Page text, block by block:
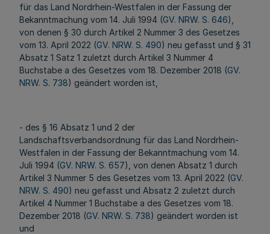
für das Land Nordrhein-Westfalen in der Fassung der
Bekanntmachung vom 14. Juli 1994 (GV. NRW. S. 646),
von denen § 30 durch Artikel 2 Nummer 3 des Gesetzes
vom 13. April 2022 (GV. NRW. S. 490) neu gefasst und § 31
Absatz 1 Satz 1 zuletzt durch Artikel 3 Nummer 4
Buchstabe a des Gesetzes vom 18. Dezember 2018 (GV.
NRW. S. 738) geändert worden ist,
- des § 16 Absatz 1 und 2 der
Landschaftsverbandsordnung für das Land Nordrhein-
Westfalen in der Fassung der Bekanntmachung vom 14.
Juli 1994 (GV. NRW. S. 657), von denen Absatz 1 durch
Artikel 3 Nummer 5 des Gesetzes vom 13. April 2022 (GV.
NRW. S. 490) neu gefasst und Absatz 2 zuletzt durch
Artikel 4 Nummer 1 Buchstabe a des Gesetzes vom 18.
Dezember 2018 (GV. NRW. S. 738) geändert worden ist
und